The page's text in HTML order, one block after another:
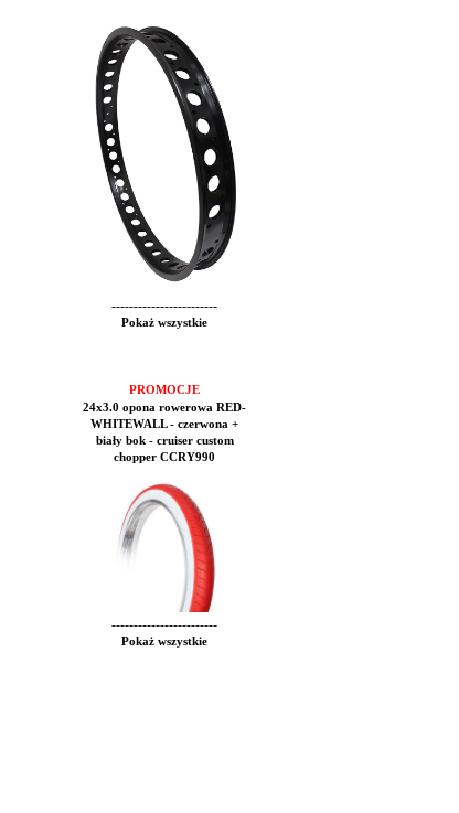
------------------------
Pokaż wszystkie
PROMOCJE
24x3.0 opona rowerowa RED-
WHITEWALL - czerwona +
biały bok - cruiser custom
chopper CCRY990
------------------------
Pokaż wszystkie